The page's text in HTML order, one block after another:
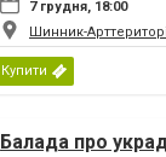
7 грудня, 18:00
Шинник-
Купити
Балада про